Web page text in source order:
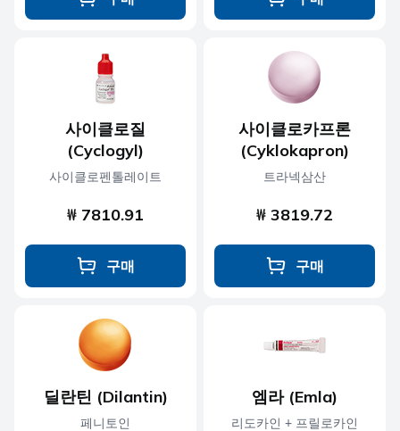
사이클로질
(Cyclogyl)
사이클로펜톨레이트
₩ 7810.91
구매
사이클로카프론
(Cyklokapron)
트라넥삼산
₩ 3819.72
구매
딜란틴 (Dilantin)
페니토인
엠라 (Emla)
리도카인 + 프릴로카인